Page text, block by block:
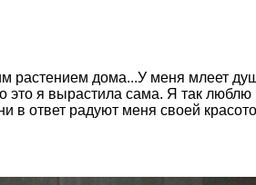
растением дома...У меня млеет
это я вырастила сама. Я так люблю
в ответ радуют меня своей